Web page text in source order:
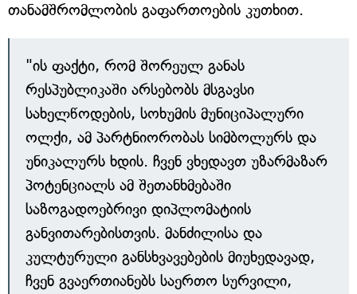
თანამშრომლობის გაფართოების კუთხით.
"ის ფაქტი, რომ შორეულ განას
რესპუბლიკაში არსებობს მსგავსი
სახელწოდების, სოხუმის მუნიციპალური
ოლქი, ამ პარტნიორობას სიმბოლურს და
უნიკალურს ხდის. ჩვენ ვხედავთ უზარმაზარ
პოტენციალს ამ შეთანხმებაში
საზოგადოებრივი დიპლომატიის
განვითარებისთვის. მანძილისა და
კულტურული განსხვავებების მიუხედავად,
ჩვენ გვაერთიანებს საერთო სურვილი,